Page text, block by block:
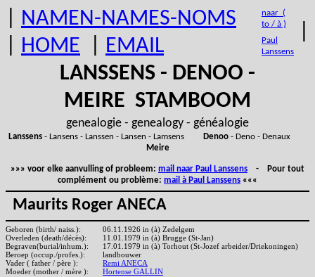
NAMEN-NAMES-NOMS
HOME EMAIL
naar (
to / à )
Paul
Lanssens
LANSSENS - DENOO -
MEIRE STAMBOOM
genealogie - genealogy - généalogie
Lanssens- Lansens - Lanssen - Lansen - Lamsens Denoo- Deno - Denaux
Meire
»»» voor elke aanvulling of probleem: mail naar Paul Lanssens - Pour tout
complément ou problème: mail à Paul Lanssens «««
Maurits Roger ANECA
Geboren (birth/ naiss.):
06.11.1926 in (à) Zedelgem
Overleden (death/décès):
11.01.1979 in (à) Brugge (St-Jan)
Begraven(burial/inhum.):
17.01.1979 in (à) Torhout (St-Jozef arbeider/Driekoningen)
Beroep (occup./profes.):
landbouwer
Vader ( father / père ):
Remi ANECA
Moeder (mother / mère ):
Hortense GALLIN